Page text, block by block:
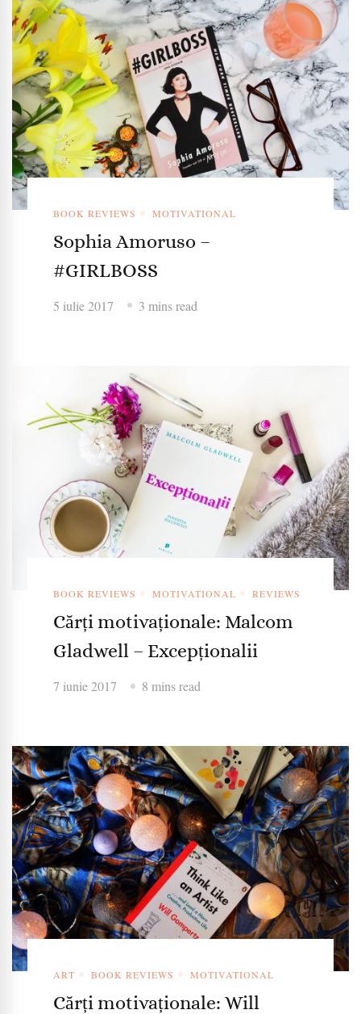
BOOK REVIEWS MOTIVATIONAL
Sophia Amoruso –
#GIRLBOSS
5 iulie 2017 3 mins read
BOOK REVIEWS MOTIVATIONAL REVIEWS
Cărți motivaționale: Malcom
Gladwell – Excepționalii
7 iunie 2017 8 mins read
ART BOOK REVIEWS MOTIVATIONAL
Cărți motivaționale: Will